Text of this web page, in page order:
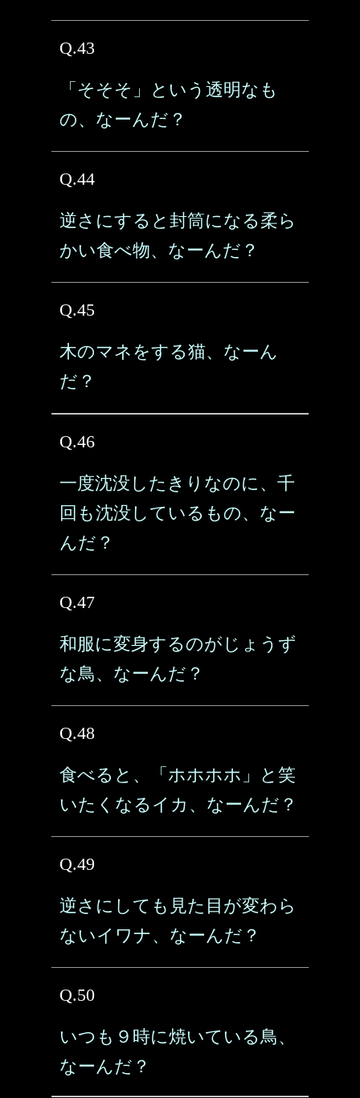
Q.43
「そそそ」という透明なも
の、なーんだ？
Q.44
逆さにすると封筒になる柔ら
かい食べ物、なーんだ？
Q.45
木のマネをする猫、なーん
だ？
Q.46
一度沈没したきりなのに、千
回も沈没しているもの、なー
んだ？
Q.47
和服に変身するのがじょうず
な鳥、なーんだ？
Q.48
食べると、「ホホホホ」と笑
いたくなるイカ、なーんだ？
Q.49
逆さにしても見た目が変わら
ないイワナ、なーんだ？
Q.50
いつも９時に焼いている鳥、
なーんだ？